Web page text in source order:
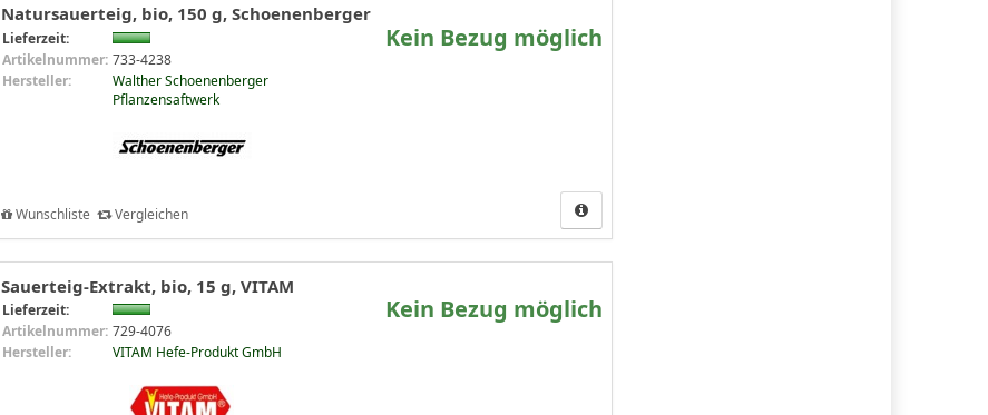
Natursauerteig, bio, 150 g, Schoenenberger
Lieferzeit:
Artikelnummer: 733-4238
Hersteller:
Walther Schoenenberger
Pflanzensaftwerk
Kein Bezug möglich
Wunschliste Vergleichen
Sauerteig-Extrakt, bio, 15 g, VITAM
Lieferzeit:
Artikelnummer: 729-4076
Hersteller:
VITAM Hefe-Produkt GmbH
Kein Bezug möglich